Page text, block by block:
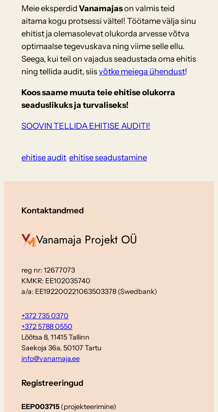
Meie eksperdid Vanamajason valmis teid
aitama kogu protsessi vältel! Töötame välja sinu
ehitist ja olemasolevat olukorda arvesse võtva
optimaalse tegevuskava ning viime selle ellu.
Seega, kui teil on vajadus seadustada oma ehitis
ning tellida audit, siisvõtke meiega ühendust!
Koos saame muuta teie ehitise olukorra
seaduslikuks ja turvaliseks!
SOOVIN TELLIDA EHITISE AUDITI!
ehitise audit ehitise seadustamine
Kontaktandmed
Vanamaja Projekt OÜ
reg nr: 12677073
KMKR: EE102035740
a/a: EE192200221063503378 (Swedbank)
+372 735 0370
+372 5788 0550
Lõõtsa 8, 11415 Tallinn
Saekoja 36a, 50107 Tartu
info@vanamaja.ee
Registreeringud
EEP003715 (projekteerimine)